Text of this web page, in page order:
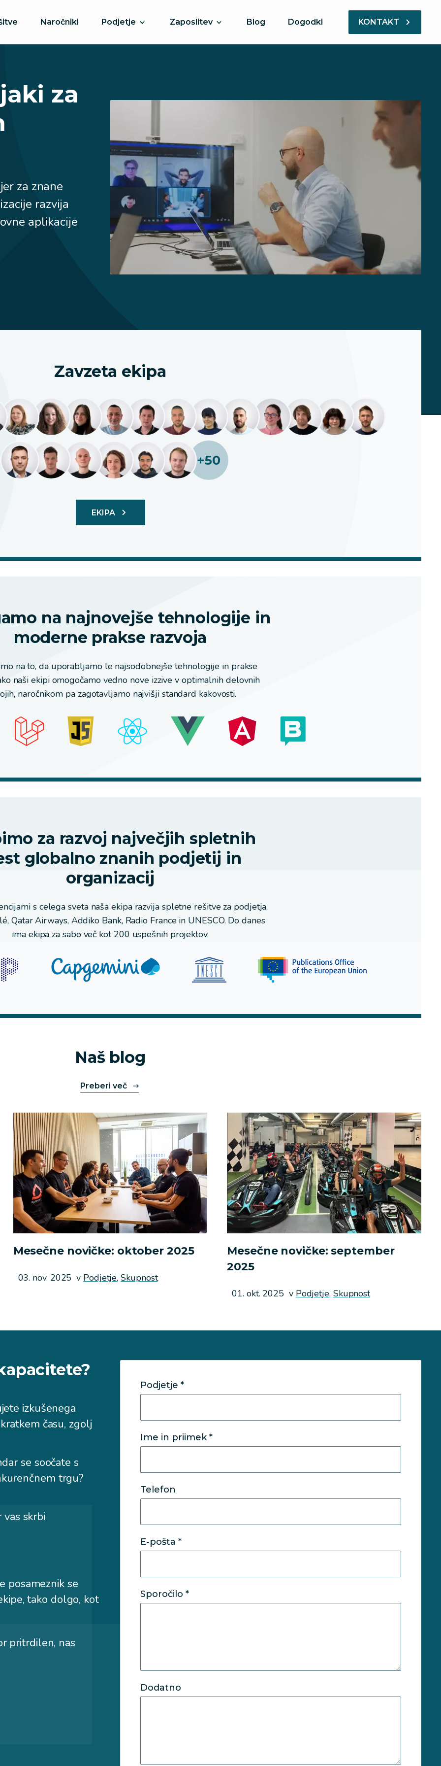
Naročniki Podjetje Zaposlitev Blog Dogodki KONTAKT
za
za znane
razvija
aplikacije
Zavzeta ekipa
+50 other
team
EKIPA
na najnovejše tehnologije in
moderne prakse razvoja
na to, da uporabljamo le najsodobnejše tehnologije in prakse
naši ekipi omogočamo vedno nove izzive v optimalnih delovnih
naročnikom pa zagotavljamo najvišji standard kakovosti.
za razvoj največjih spletnih
globalno znanih podjetij in
organizacij
s celega sveta naša ekipa razvija spletne rešitve za podjetja,
Qatar Airways, Addiko Bank, Radio France in UNESCO. Do danes
ima ekipa za sabo več kot 200 uspešnih projektov.
Naš blog
Preberi več
Mesečne novičke: oktober 2025
Objavljeno
03. nov. 2025 v Podjetje, Skupnost
Mesečne novičke: september
2025
Objavljeno
01. okt. 2025 v Podjetje, Skupnost
izkušenega
času, zgolj
se soočate s
trgu?
skrbi
posameznik se
tako dolgo, kot
pritrdilen, nas
Podjetje *
Ime in priimek*
Telefon
E-pošta *
Sporočilo *
Dodatno